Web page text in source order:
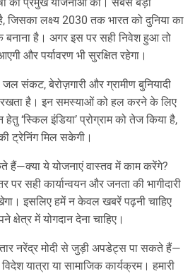
जिसका लक्ष्य 2030 तक भारत को दुनिया का
बनाना है। अगर इस पर सही निवेश हुआ तो
और पर्यावरण भी सुरक्षित रहेगा।
संकट, बेरोज़गारी और ग्रामीण बुनियादी
है। इन समस्याओं को हल करने के लिए
‘स्किल इंडिया’ प्रोग्राम को तेज किया है,
ट्रेनिंग मिल सकेगी।
हैं—क्या ये योजनाएं वास्तव में काम करेंगे?
पर सही कार्यान्वयन और जनता की भागीदारी
इसलिए हमें न केवल खबरें पढ़नी चाहिए
में योगदान देना चाहिए।
नरेंद्र मोदी से जुड़ी अपडेट्स पा सकते हैं—
यात्रा या सामाजिक कार्यक्रम। हमारी